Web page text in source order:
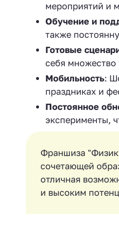
мероприятий и
Обучение и
также
Готовые
себя множество
Мобильность:
праздниках и
Постоянное
эксперименты,
Франшиза
сочетающей
отличная
и высоким